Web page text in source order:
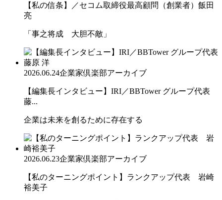
【私の信条】／セコム取締役最高顧問（創業者）飯田
亮
「事之将成 大胆不敵」
2026.06.24企業家倶楽部アーカイブ
【編集長インタビュー】IRI／BBTower グループ代表
藤...
企業は未来を創るために存在する
2026.06.23企業家倶楽部アーカイブ
【私のターニングポイント】ランクアップ代表 岩崎
裕美子